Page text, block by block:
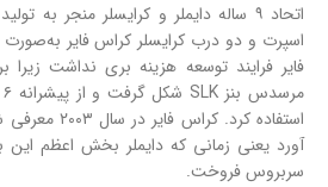
اتحاد ۹ ساله دایملر و کرایسلر منجر
اسپرت و دو درب کرایسلر کراس فایر
فایر فرایند توسعه هزینه بری نداشت
آورد یعنی زمانی که دایملر بخش اعظم
سربروس فروخت.